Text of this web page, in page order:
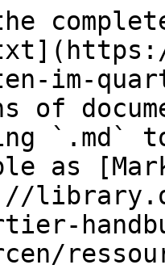
im-
of
`.md`
as